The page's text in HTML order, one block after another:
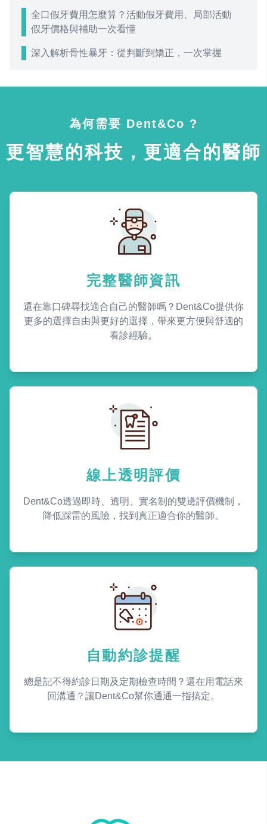
全口假牙費用怎麼算？活動假牙費用、局部活動
假牙價格與補助一次看懂
深入解析骨性暴牙：從判斷到矯正，一次掌握
為何需要 Dent&Co ?
更智慧的科技，更適合的醫師
完整醫師資訊
還在靠口碑尋找適合自己的醫師嗎？Dent&Co提供你
更多的選擇自由與更好的選擇，帶來更方便與舒適的
看診經驗。
線上透明評價
Dent&Co透過即時、透明、實名制的雙邊評價機制，
降低踩雷的風險，找到真正適合你的醫師。
自動約診提醒
總是記不得約診日期及定期檢查時間？還在用電話來
回溝通？讓Dent&Co幫你通通一指搞定。